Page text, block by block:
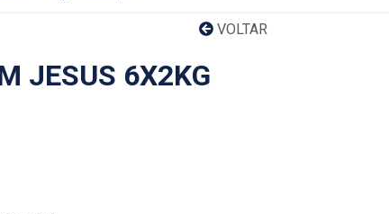
VOLTAR
JESUS 6X2KG